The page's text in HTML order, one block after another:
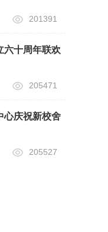
201391
六十周年联欢
205471
心庆祝新校舍
205527